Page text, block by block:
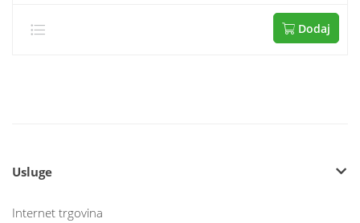
Dodaj
Usluge
Internet trgovina